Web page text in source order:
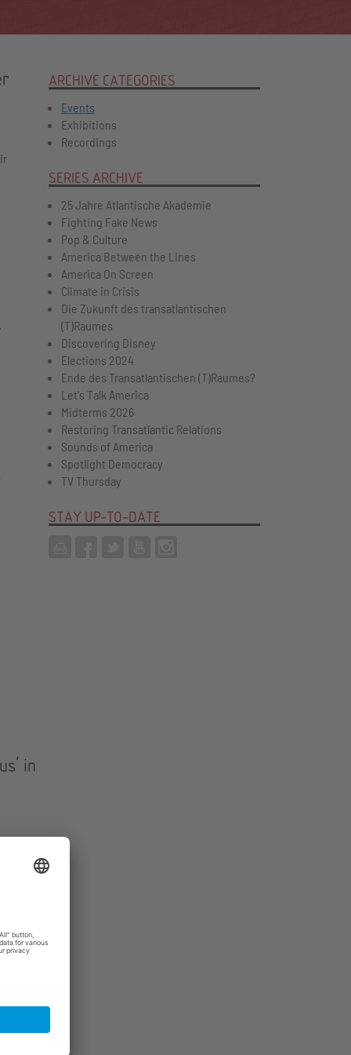
in
ARCHIVE CATEGORIES
Events
Exhibitions
Recordings
SERIES ARCHIVE
25 Jahre Atlantische Akademie
Fighting Fake News
Pop & Culture
America Between the Lines
America On Screen
Climate in Crisis
Die Zukunft des transatlantischen
(T)Raumes
Discovering Disney
Elections 2024
Ende des Transatlantischen (T)Raumes?
Let's Talk America
Midterms 2026
Restoring Transatlantic Relations
Sounds of America
Spotlight Democracy
TV Thursday
STAY UP-TO-DATE